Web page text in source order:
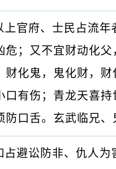
上官府、士民占流年
危；又不宜财动化
财化鬼，鬼化财，
口有伤；青龙天喜
防口舌。玄武临兄、
占避讼防非、仇人为